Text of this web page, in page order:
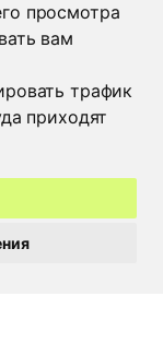
просмотра
вам
трафик
приходят
09
59
50
20 18
70 88
04
55 56
17